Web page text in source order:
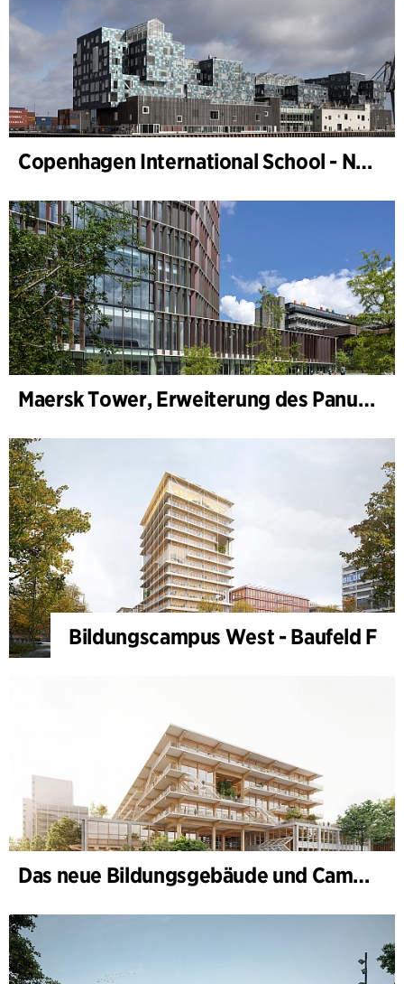
Copenhagen International School - Nordhavn
Maersk Tower, Erweiterung des Panum-Komplexes
Bildungscampus West - Baufeld F
Das neue Bildungsgebäude und Campus-Tor, II. Bauabschnitt des Bildungs- und Innovationscampus